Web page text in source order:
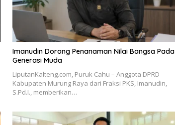
Imanudin Dorong Penanaman Nilai Bangsa Pada
Generasi Muda
LiputanKalteng.com, Puruk Cahu – Anggota DPRD
Kabupaten Murung Raya dari Fraksi PKS, Imanudin,
S.Pd.I., memberikan…